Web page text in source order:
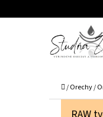
Domov
/Orechy/
Preskočiť
K